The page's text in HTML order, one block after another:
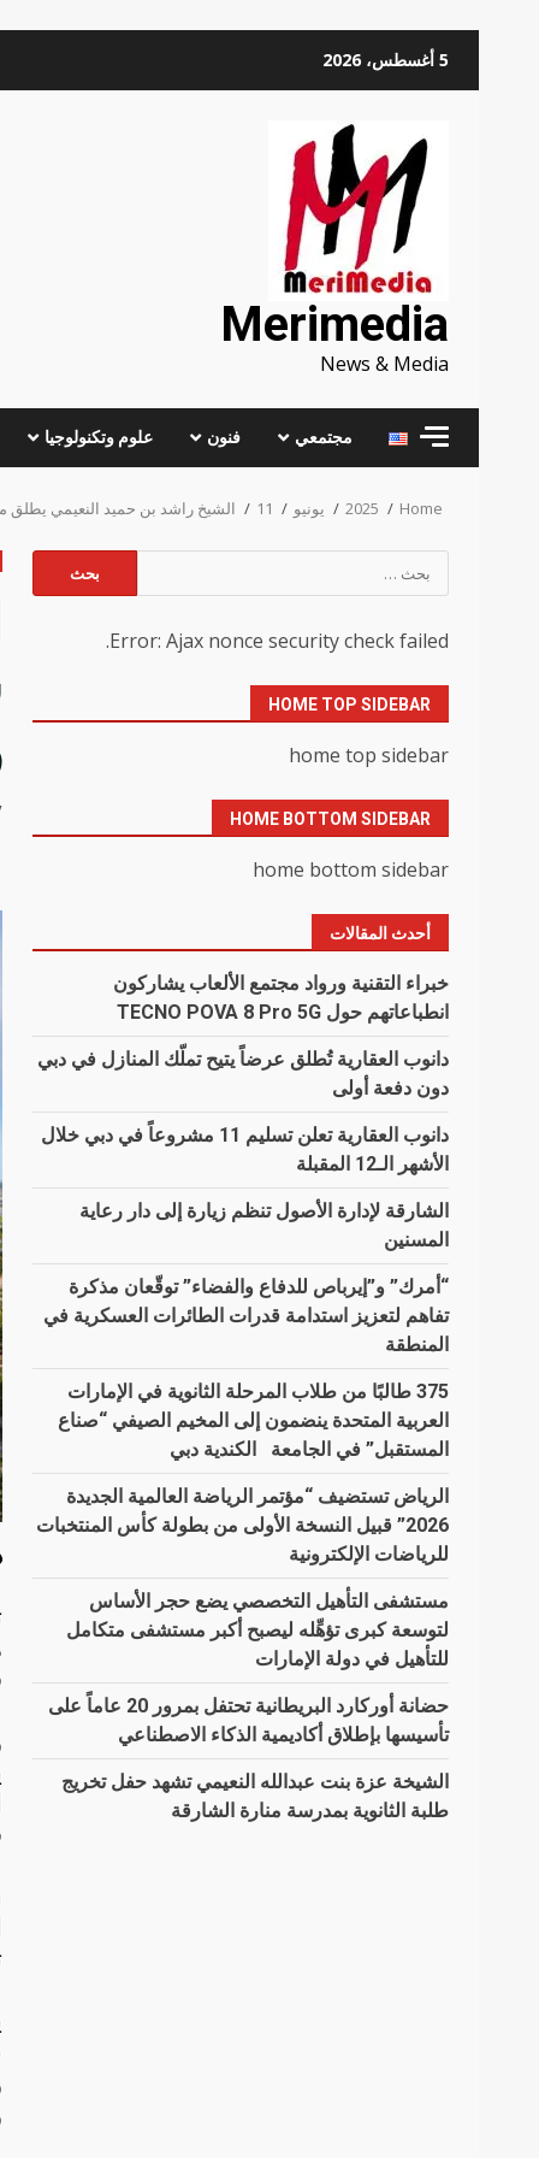
5 أغسطس، 2026
Merimedia
News & Media
مجتمعي فنون علوم وتكنولوجيا
Home
2025 يونيو 11 الشيخ راشد بن حميد النعيمي يطلق
عن:
Error: Ajax nonce security check failed.
HOME TOP SIDEBAR
home top sidebar
HOME BOTTOM SIDEBAR
home bottom sidebar
أحدث المقالات
خبراء التقنية ورواد مجتمع الألعاب يشاركون
انطباعاتهم حول TECNO POVA 8 Pro 5G
دانوب العقارية تُطلق عرضاً يتيح تملّك المنازل في دبي
دون دفعة أولى
دانوب العقارية تعلن تسليم 11 مشروعاً في دبي خلال
الأشهر الـ12 المقبلة
الشارقة لإدارة الأصول تنظم زيارة إلى دار رعاية
المسنين
“أمرك” و”إيرباص للدفاع والفضاء” توقّعان مذكرة
تفاهم لتعزيز استدامة قدرات الطائرات العسكرية في
المنطقة
375 طالبًا من طلاب المرحلة الثانوية في الإمارات
العربية المتحدة ينضمون إلى المخيم الصيفي “صناع
المستقبل” في الجامعة الكندية دبي
الرياض تستضيف “مؤتمر الرياضة العالمية الجديدة
2026” قبيل النسخة الأولى من بطولة كأس المنتخبات
للرياضات الإلكترونية
مستشفى التأهيل التخصصي يضع حجر الأساس
لتوسعة كبرى تؤهِّله ليصبح أكبر مستشفى متكامل
للتأهيل في دولة الإمارات
حضانة أوركارد البريطانية تحتفل بمرور 20 عاماً على
تأسيسها بإطلاق أكاديمية الذكاء الاصطناعي
الشيخة عزة بنت عبدالله النعيمي تشهد حفل تخريج
طلبة الثانوية بمدرسة منارة الشارقة